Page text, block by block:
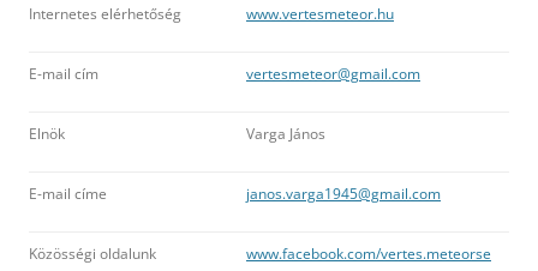
Internetes elérhetőség www.vertesmeteor.hu
E-mail cím vertesmeteor@gmail.com
Elnök Varga János
E-mail címe janos.varga1945@gmail.com
Közösségi oldalunk www.facebook.com/vertes.meteorse